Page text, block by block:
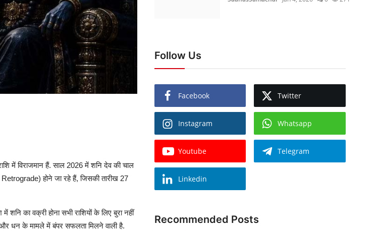
में विराजमान हैं. साल 2026 में शनि देव की चाल
Retrograde) होने जा रहे हैं, जिसकी तारीख 27
शनि का वक्री होना सभी राशियों के लिए बुरा नहीं
और धन के मामले में बंपर सफलता मिलने वाली है.
Follow Us
Facebook Twitter
Instagram Whatsapp
Youtube Telegram
Linkedin
Recommended Posts